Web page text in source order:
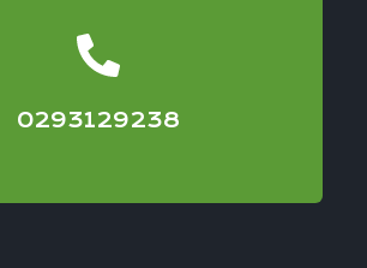
0293129238